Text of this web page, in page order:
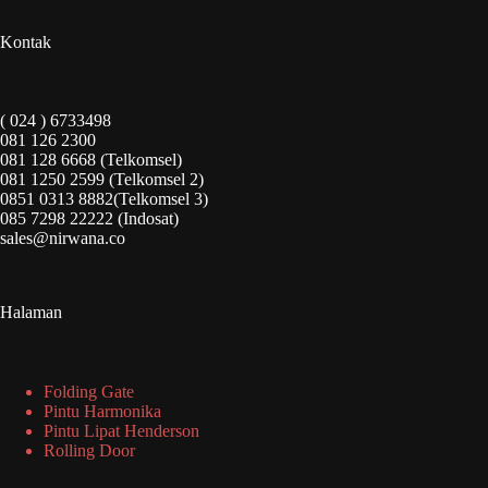
Kontak
( 024 ) 6733498
081 126 2300
081 128 6668 (Telkomsel)
081 1250 2599 (Telkomsel 2)
0851 0313 8882(Telkomsel 3)
085 7298 22222 (Indosat)
sales@nirwana.co
Halaman
Folding Gate
Pintu Harmonika
Pintu Lipat Henderson
Rolling Door